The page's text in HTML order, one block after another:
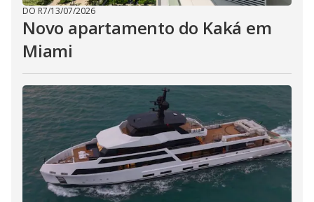
DO R7/13/07/2026
Novo apartamento do Kaká em
Miami